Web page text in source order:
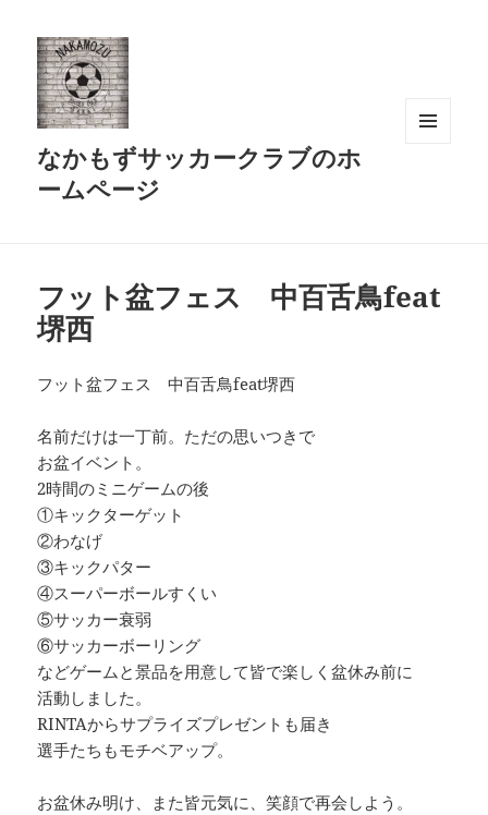
なかもずサッカークラブのホ
ームページ
フット盆フェス 中百舌鳥feat
堺西
フット盆フェス 中百舌鳥feat堺西
名前だけは一丁前。ただの思いつきで
お盆イベント。
2時間のミニゲームの後
①キックターゲット
②わなげ
③キックパター
④スーパーボールすくい
⑤サッカー衰弱
⑥サッカーボーリング
などゲームと景品を用意して皆で楽しく盆休み前に
活動しました。
RINTAからサプライズプレゼントも届き
選手たちもモチベアップ。
お盆休み明け、また皆元気に、笑顔で再会しよう。